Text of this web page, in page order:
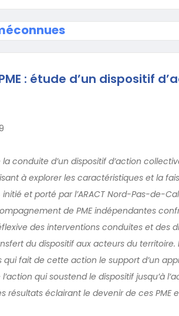
: étude d’un dispositif
conduite d’un dispositif d’action
à explorer les caractéristiques et la
et porté par l’ARACT Nord-Pas-de-
de PME indépendantes
des interventions conduites et des
du dispositif aux acteurs du territoire.
fait de cette action le support d’un
qui soustend le dispositif jusqu’à
résultats éclairant le devenir de ces PME